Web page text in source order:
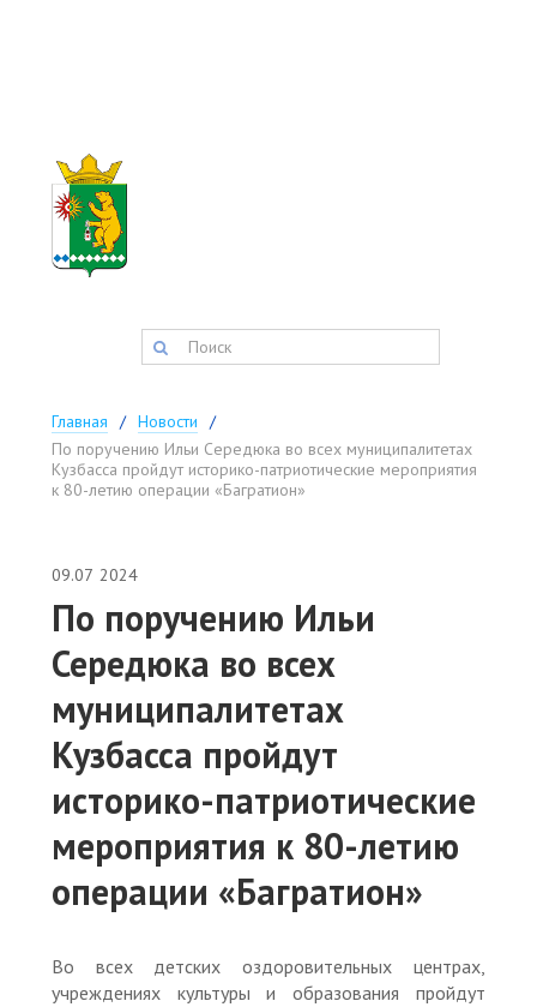
Главная
Новости
По поручению Ильи Середюка во всех муниципалитетах
Кузбасса пройдут историко-патриотические мероприятия
к 80-летию операции «Багратион»
09.07 2024
По поручению Ильи
Середюка во всех
муниципалитетах
Кузбасса пройдут
историко-патриотические
мероприятия к 80-летию
операции «Багратион»
Во всех детских оздоровительных центрах,
учреждениях культуры и образования пройдут